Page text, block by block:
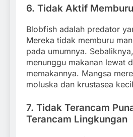
6. Tidak Aktif
Blobfish adalah predator
Mereka tidak memburu
pada umumnya.
menunggu makanan lewat
memakannya. Mangsa
moluska dan krustasea
7. Tidak Terancam
Terancam Lingkungan